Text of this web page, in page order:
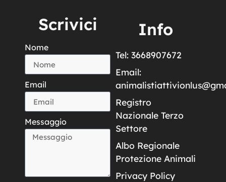
Scrivici
Nome
Email
Messaggio
Info
Tel: 3668907672
Email:
Registro
Nazionale Terzo
Settore
Albo Regionale
Protezione Animali
Privacy Policy